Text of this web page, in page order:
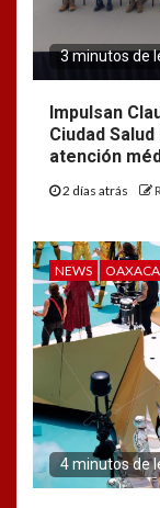
3 minutos de
Impulsan
Ciudad
atención
2 días atrás
NEWS OAXACA
4 minutos de